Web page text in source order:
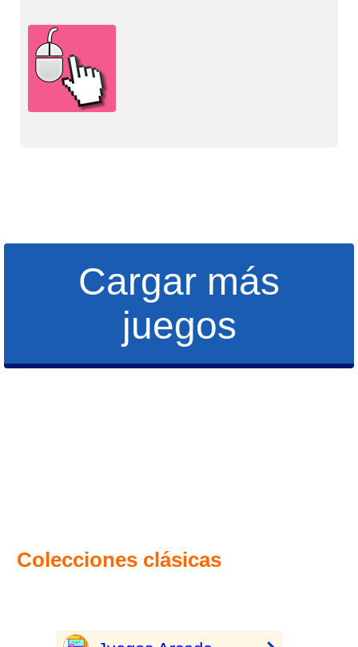
Cargar más
juegos
Colecciones clásicas